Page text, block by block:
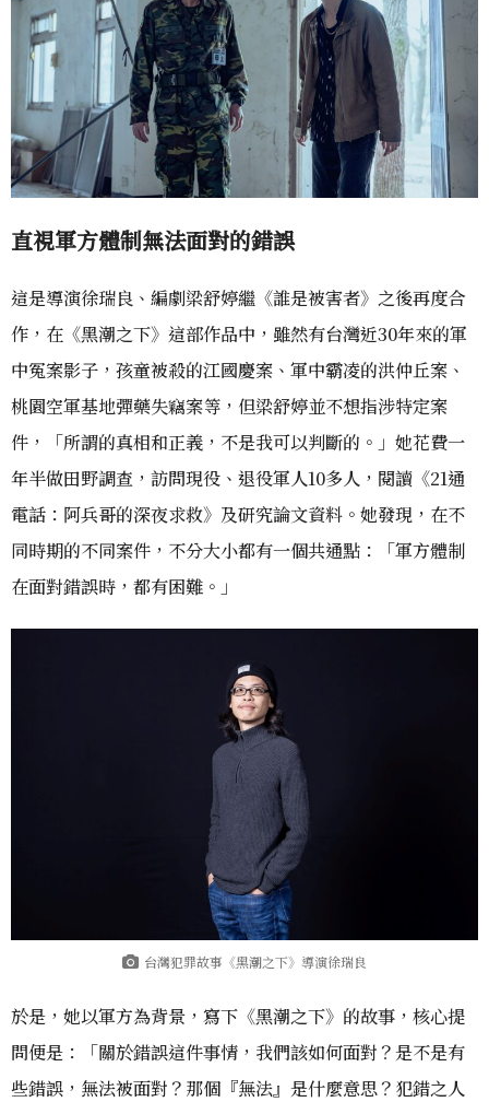
直視軍方體制無法面對的錯誤
這是導演徐瑞良、編劇梁舒婷繼《誰是被害者》之後再度合
作，在《黑潮之下》這部作品中，雖然有台灣近30年來的軍
中冤案影子，孩童被殺的江國慶案、軍中霸凌的洪仲丘案、
桃園空軍基地彈藥失竊案等，但梁舒婷並不想指涉特定案
件，「所謂的真相和正義，不是我可以判斷的。」她花費一
年半做田野調查，訪問現役、退役軍人10多人，閱讀《21通
電話：阿兵哥的深夜求救》及研究論文資料。她發現，在不
同時期的不同案件，不分大小都有一個共通點：「軍方體制
在面對錯誤時，都有困難。」
台灣犯罪故事《黑潮之下》導演徐瑞良
於是，她以軍方為背景，寫下《黑潮之下》的故事，核心提
問便是：「關於錯誤這件事情，我們該如何面對？是不是有
些錯誤，無法被面對？那個『無法』是什麼意思？犯錯之人